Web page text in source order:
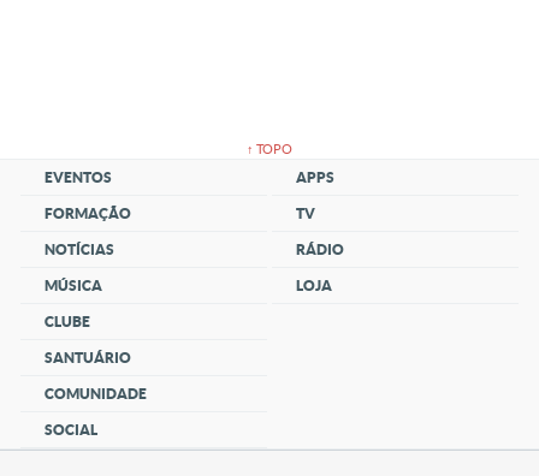
↑ TOPO
EVENTOS
FORMAÇÃO
NOTÍCIAS
MÚSICA
CLUBE
SANTUÁRIO
COMUNIDADE
SOCIAL
APPS
TV
RÁDIO
LOJA